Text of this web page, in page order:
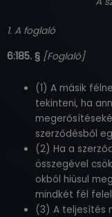
1. A foglaló
6:185. § [Foglaló]
(1) A másik
tekinteni, ha
szerződésből
(2) Ha a
összegével
okból hiúsul
mindkét fél
(3) A teljesítés